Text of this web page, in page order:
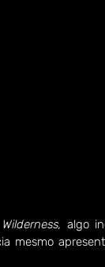
algo
mesmo